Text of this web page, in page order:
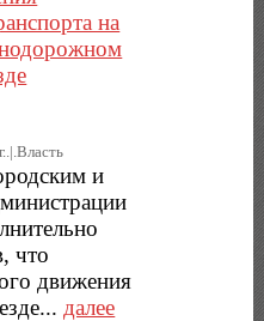
на
и
что
движения
далее